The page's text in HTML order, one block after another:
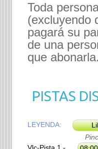
Toda
(excluyendo
pagará su
de una
que abonarla.
PISTAS
LEYENDA: